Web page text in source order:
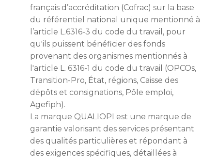
français d’accréditation (Cofrac) sur la base
du référentiel national unique mentionné à
l’article L.6316-3 du code du travail, pour
qu'ils puissent bénéficier des fonds
provenant des organismes mentionnés à
l'article L. 6316-1 du code du travail (OPCOs,
Transition-Pro, État, régions, Caisse des
dépôts et consignations, Pôle emploi,
Agefiph).
La marque QUALIOPI est une marque de
garantie valorisant des services présentant
des qualités particulières et répondant à
des exigences spécifiques, détaillées à